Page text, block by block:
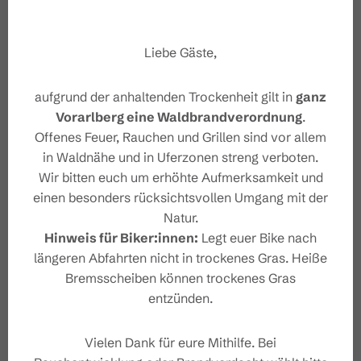
Aussicht genießen kannst. Mit dem neuen Erlebnis,
spüren, geht es dann (mit Schuhen) wieder talwärts
Richtung Dorfbahn Bergstation.
Sicherheitshinweise
Sicherheitstipps für Wandern
in Vorarlberg
Eigenschaften
Liebe Gäste,
aufgrund der anhaltenden Trockenheit gilt in ganz
Vorarlberg eine Waldbrandverordnung.
Offenes Feuer, Rauchen und Grillen sind vor allem
in Waldnähe und in Uferzonen streng verboten.
Wir bitten euch um erhöhte Aufmerksamkeit und
einen besonders rücksichtsvollen Umgang mit der
Natur.
Hinweis für Biker:innen: Legt euer Bike nach
längeren Abfahrten nicht in trockenes Gras. Heiße
Bremsscheiben können trockenes Gras
entzünden.
Vielen Dank für eure Mithilfe. Bei